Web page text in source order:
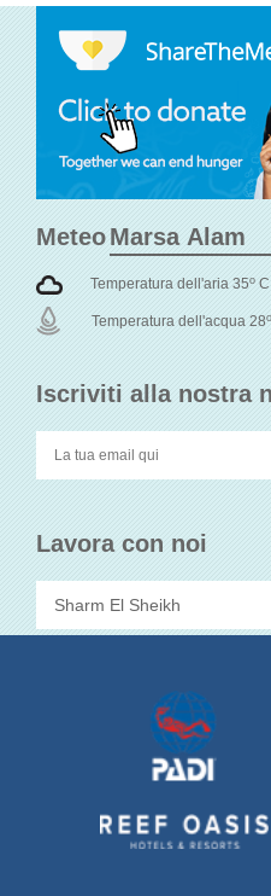
Iscriviti alla nostra
Lavora con noi
Meteo
Temperatura dell'aria 35o C
Temperatura dell'acqua 28o